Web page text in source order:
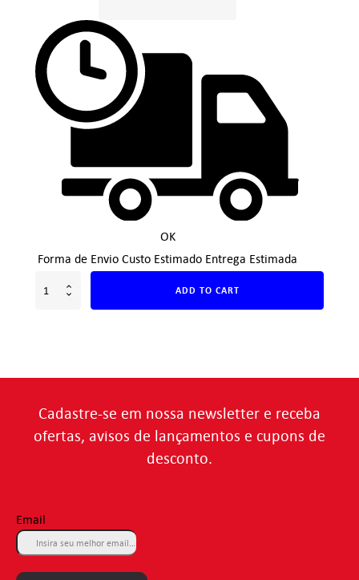
OK
Forma de Envio Custo Estimado Entrega Estimada
ADD TO CART
Cadastre-se em nossa newsletter e receba
ofertas, avisos de lançamentos e cupons de
desconto.
Email